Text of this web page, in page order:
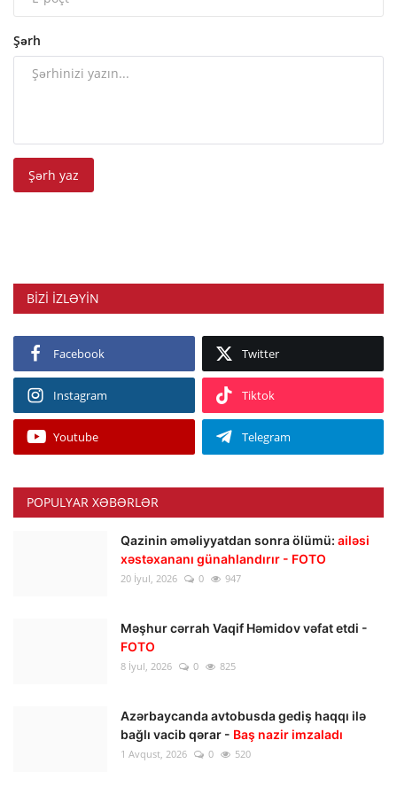
Şərh
Şərh yaz
BIZI IZLƏYIN
Facebook Twitter
Instagram Tiktok
Youtube Telegram
POPULYAR XƏBƏRLƏR
Qazinin əməliyyatdan sonra ölümü: ailəsi
xəstəxananı günahlandırır - FOTO
20 İyul, 2026 0 947
Məşhur cərrah Vaqif Həmidov vəfat etdi -
FOTO
8 İyul, 2026 0 825
Azərbaycanda avtobusda gediş haqqı ilə
bağlı vacib qərar - Baş nazir imzaladı
1 Avqust, 2026 0 520